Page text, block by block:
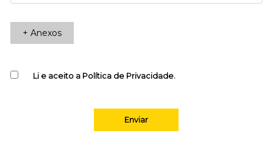
+ Anexos
Li e aceito a Política de Privacidade.
Enviar